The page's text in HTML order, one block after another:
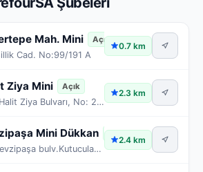
Mah. Mini Açık
Cad. No:99/191 A
0.7 km
Ziya Mini Açık
Akdeniz Mahallesi, Halit Ziya Bulvarı, No: 27B
2.3 km
Mini Dükkan Açık
İsmet Kaptan mh. Fevzipaşa bulv.Kutucular iş merkezi
2.4 km